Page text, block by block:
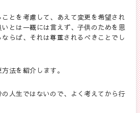
とを考慮して、あえて変更を希望され
とは一概には言えず、子供のためを思
らば、それは尊重されるべきことでし
法を紹介します。
人生ではないので、よく考えてから行